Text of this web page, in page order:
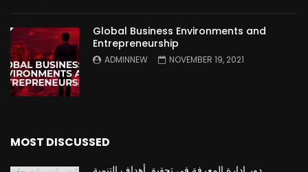
Global Business Environments and
Entrepreneurship
ADMINNEW NOVEMBER 19, 2021
MOST DISCUSSED